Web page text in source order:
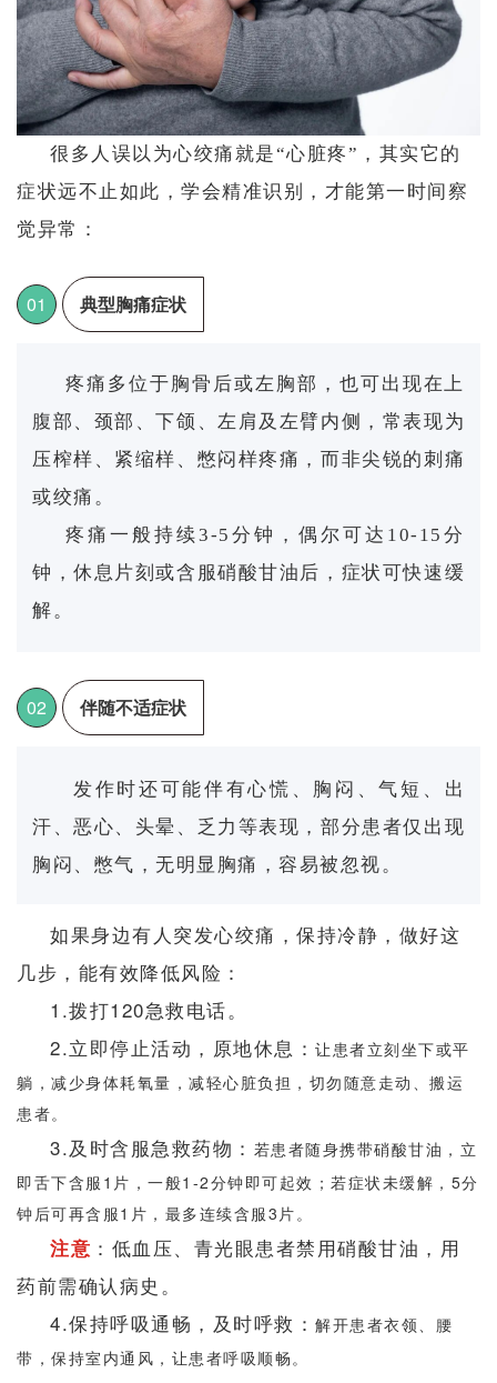
很多人误以为心绞痛就是“心脏疼”，其实它的
症状远不止如此，学会精准识别，才能第一时间察
觉异常：
01 典型胸痛症状
疼痛多位于胸骨后或左胸部，也可出现在上
腹部、颈部、下颌、左肩及左臂内侧，常表现为
压榨样、紧缩样、憋闷样疼痛，而非尖锐的刺痛
或绞痛。
疼痛一般持续3-5分钟，偶尔可达10-15分
钟，休息片刻或含服硝酸甘油后，症状可快速缓
解。
02 伴随不适症状
发作时还可能伴有心慌、胸闷、气短、出
汗、恶心、头晕、乏力等表现，部分患者仅出现
胸闷、憋气，无明显胸痛，容易被忽视。
如果身边有人突发心绞痛，保持冷静，做好这
几步，能有效降低风险：
1.拨打120急救电话。
2.立即停止活动，原地休息：让患者立刻坐下或平
躺，减少身体耗氧量，减轻心脏负担，切勿随意走动、搬运
患者。
3.及时含服急救药物： 若患者随身携带硝酸甘油，立
即舌下含服1片，一般1-2分钟即可起效；若症状未缓解，5分
钟后可再含服1片，最多连续含服3片。
注意 ：低血压、青光眼患者禁用硝酸甘油，用
药前需确认病史。
4.保持呼吸通畅，及时呼救：解开患者衣领、腰
带，保持室内通风，让患者呼吸顺畅。